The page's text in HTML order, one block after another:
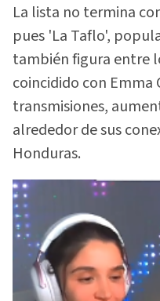
La lista no termina
pues 'La Taflo',
también figura entre
coincidido con
transmisiones,
alrededor de sus
Honduras.